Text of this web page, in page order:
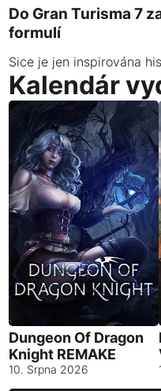
Do Gran Turisma 7
formulí
Sice je jen inspirována
Kalendár
Dungeon Of Dragon
Knight REMAKE
10. Srpna 2026